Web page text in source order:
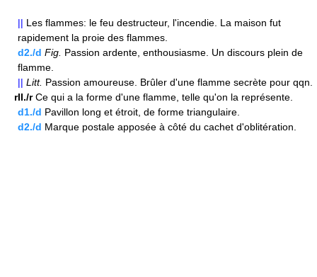
|| Les flammes: le feu destructeur, l'incendie. La maison fut
rapidement la proie des flammes.
d2./d Fig. Passion ardente, enthousiasme. Un discours plein de
flamme.
|| Litt. Passion amoureuse. Brûler d'une flamme secrète pour qqn.
rII./rCe qui a la forme d'une flamme, telle qu'on la représente.
d1./d Pavillon long et étroit, de forme triangulaire.
d2./d Marque postale apposée à côté du cachet d'oblitération.